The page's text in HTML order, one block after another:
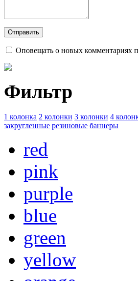
Оповещать о новых комментариях
Фильтр
1 колонка 2 колонки 3 колонки 4
закругленные резиновые баннеры
red
pink
purple
blue
green
yellow